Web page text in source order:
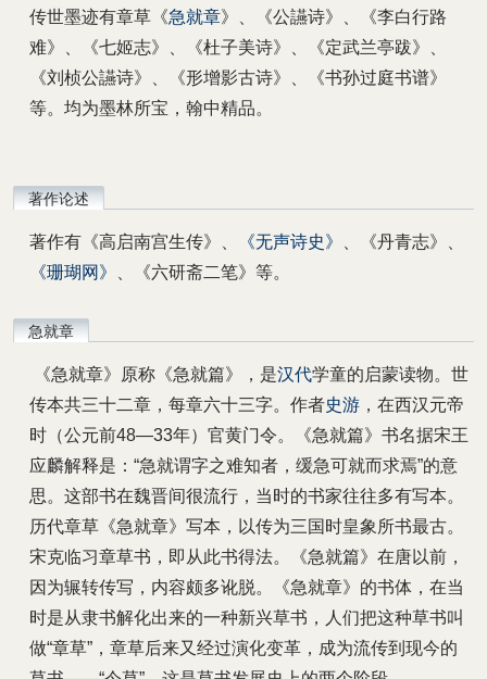
传世墨迹有章草《急就章》、《公讌诗》、《李白行路
难》、《七姬志》、《杜子美诗》、《定武兰亭跋》、
《刘桢公讌诗》、《形增影古诗》、《书孙过庭书谱》
等。均为墨林所宝，翰中精品。
著作论述
著作有《高启南宫生传》、 《无声诗史》
、《丹青志》、
《珊瑚网》
、《六研斋二笔》等。
急就章
《急就章》原称《急就篇》，是汉代学童的启蒙读物。世
传本共三十二章，每章六十三字。作者史游 ，在西汉元帝
时（公元前48—33年）官黄门令。《急就篇》书名据宋王
应麟解释是：“急就谓字之难知者，缓急可就而求焉”的意
思。这部书在魏晋间很流行，当时的书家往往多有写本。
历代章草《急就章》写本，以传为三国时皇象所书最古。
宋克临习章草书，即从此书得法。《急就篇》在唐以前，
因为辗转传写，内容颇多讹脱。《急就章》的书体，在当
时是从隶书解化出来的一种新兴草书，人们把这种草书叫
做“章草”，章草后来又经过演化变革，成为流传到现今的